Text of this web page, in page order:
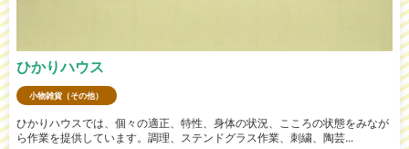
ひかりハウス
小物雑貨（その他）
ひかりハウスでは、個々の適正、特性、身体の状況、こころの状態をみなが
ら作業を提供しています。調理、ステンドグラス作業、刺繍、陶芸...